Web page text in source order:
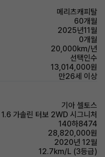
메리츠캐피탈
60개월
2025년11월
0개월
20,000km/년
선택인수
13,014,000원
만26세 이상
기아 셀토스
1.6 가솔린 터보 2WD 시그니처
140하8474
28,820,000원
2020년 12월
12.7km/L (3등급)